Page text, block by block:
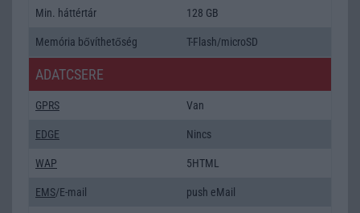
Min. háttértár 128 GB
Memória bővíthetőség T-Flash/microSD
ADATCSERE
GPRS Van
EDGE Nincs
WAP 5HTML
EMS/E-mail push eMail